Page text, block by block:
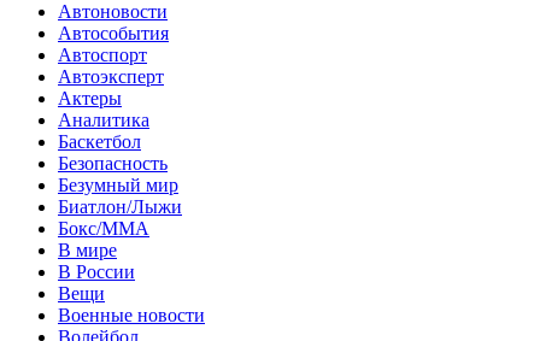
Автоновости
Автособытия
Автоспорт
Автоэксперт
Актеры
Аналитика
Баскетбол
Безопасность
Безумный мир
Биатлон/Лыжи
Бокс/MMA
В мире
В России
Вещи
Военные новости